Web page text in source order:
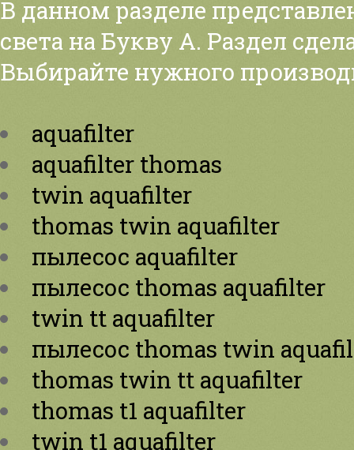
В данном разделе
света на Букву А. Раздел
Выбирайте нужного
aquafilter
aquafilter thomas
twin aquafilter
thomas twin aquafilter
пылесос aquafilter
пылесос thomas aquafilter
twin tt aquafilter
пылесос thomas twin
thomas twin tt aquafilter
thomas t1 aquafilter
twin t1 aquafilter